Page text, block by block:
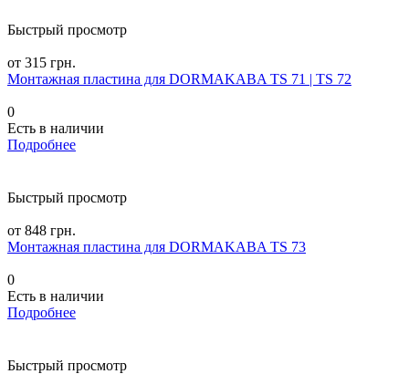
Быстрый просмотр
от 315 грн.
Монтажная пластина для DORMAKABA TS 71 | TS 72
0
Есть в наличии
Подробнее
Быстрый просмотр
от 848 грн.
Монтажная пластина для DORMAKABA TS 73
0
Есть в наличии
Подробнее
Быстрый просмотр